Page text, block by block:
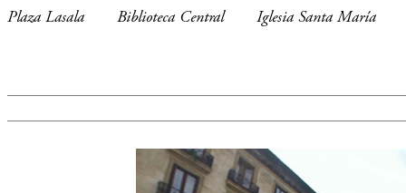
Plaza Lasala Biblioteca Central Iglesia Santa María